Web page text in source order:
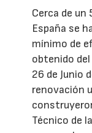
Cerca de
España se
mínimo de
obtenido
26 de Junio
renovación
Técnico de